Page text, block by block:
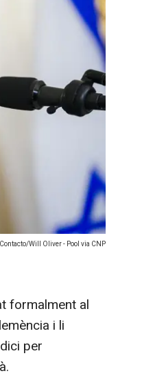
Will Oliver - Pool via CNP
formalment al
i li
per